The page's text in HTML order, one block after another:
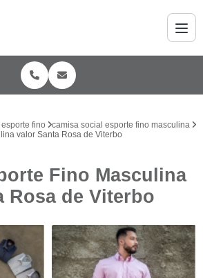
fino
camisa social esporte fino masculina
valor Santa Rosa de Viterbo
Fino Masculina
Rosa de Viterbo